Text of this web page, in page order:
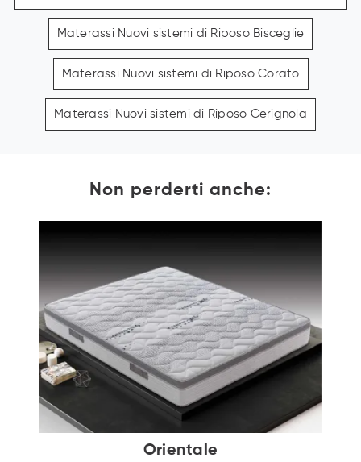
Materassi Nuovi sistemi di Riposo Bisceglie
Materassi Nuovi sistemi di Riposo Corato
Materassi Nuovi sistemi di Riposo Cerignola
Non perderti anche:
Orientale